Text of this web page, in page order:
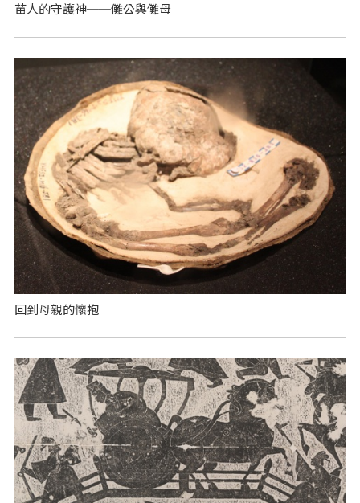
苗人的守護神──儺公與儺母
回到母親的懷抱